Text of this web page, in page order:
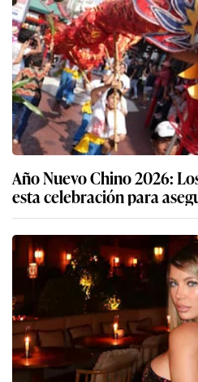
Año Nuevo Chino 2026:
esta celebración para